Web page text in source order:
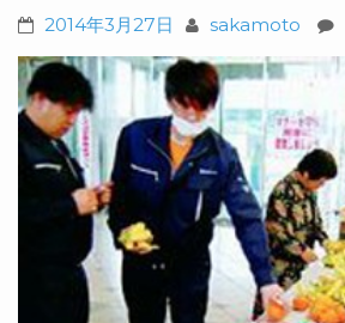
2014年3月27日 sakamoto